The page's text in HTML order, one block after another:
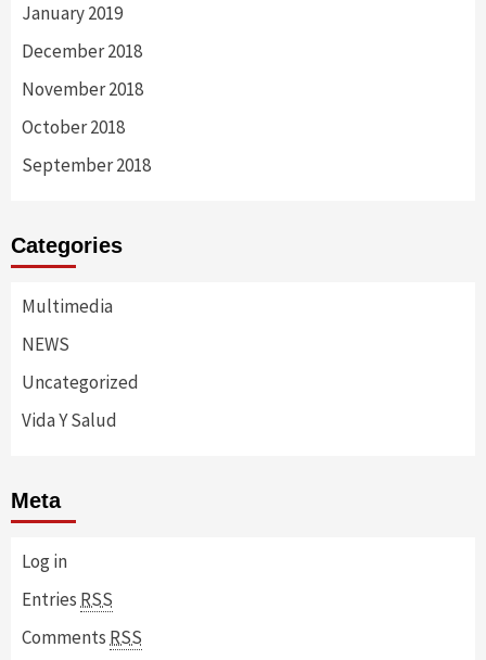
January 2019
December 2018
November 2018
October 2018
September 2018
Categories
Multimedia
NEWS
Uncategorized
Vida Y Salud
Meta
Log in
Entries RSS
Comments RSS